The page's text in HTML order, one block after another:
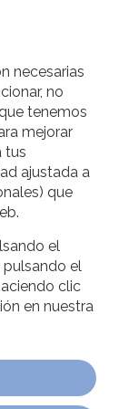
web y te
nuestra
tus
de
siguientes
necesarias
no
tenemos
mejorar
tus
ajustada a
que
el
pulsando el
clic
en nuestra